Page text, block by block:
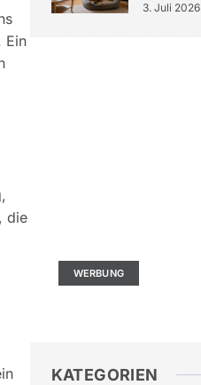
Ein
die
3. Juli 2026
WERBUNG
KATEGORIEN